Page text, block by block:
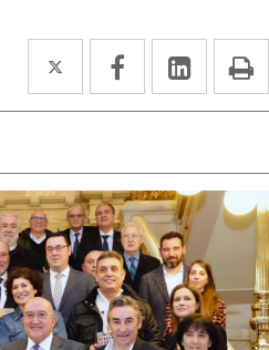
Twitter
Enlace
a
aplicación
externa.
Facebook
Enlace
a
aplicación
externa.
Enlace
a